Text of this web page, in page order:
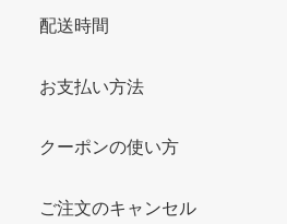
配送時間
お支払い方法
クーポンの使い方
ご注文のキャンセル